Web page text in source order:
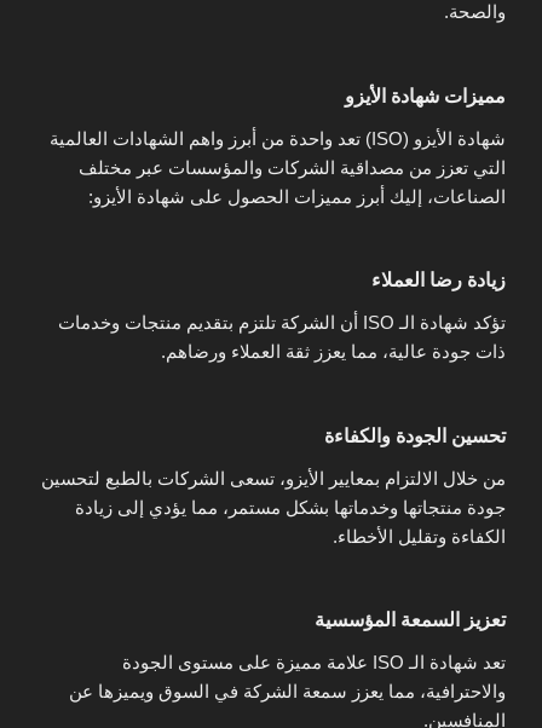
والصحة.
مميزات شهادة الأيزو
شهادة الأيزو (ISO) تعد واحدة من أبرز واهم الشهادات العالمية
التي تعزز من مصداقية الشركات والمؤسسات عبر مختلف
الصناعات، إليك أبرز مميزات الحصول على شهادة الأيزو:
زيادة رضا العملاء
تؤكد شهادة الـ ISO أن الشركة تلتزم بتقديم منتجات وخدمات
ذات جودة عالية، مما يعزز ثقة العملاء ورضاهم.
تحسين الجودة والكفاءة
من خلال الالتزام بمعايير الأيزو، تسعى الشركات بالطبع لتحسين
جودة منتجاتها وخدماتها بشكل مستمر، مما يؤدي إلى زيادة
الكفاءة وتقليل الأخطاء.
تعزيز السمعة المؤسسية
تعد شهادة الـ ISO علامة مميزة على مستوى الجودة
والاحترافية، مما يعزز سمعة الشركة في السوق ويميزها عن
المنافسين.